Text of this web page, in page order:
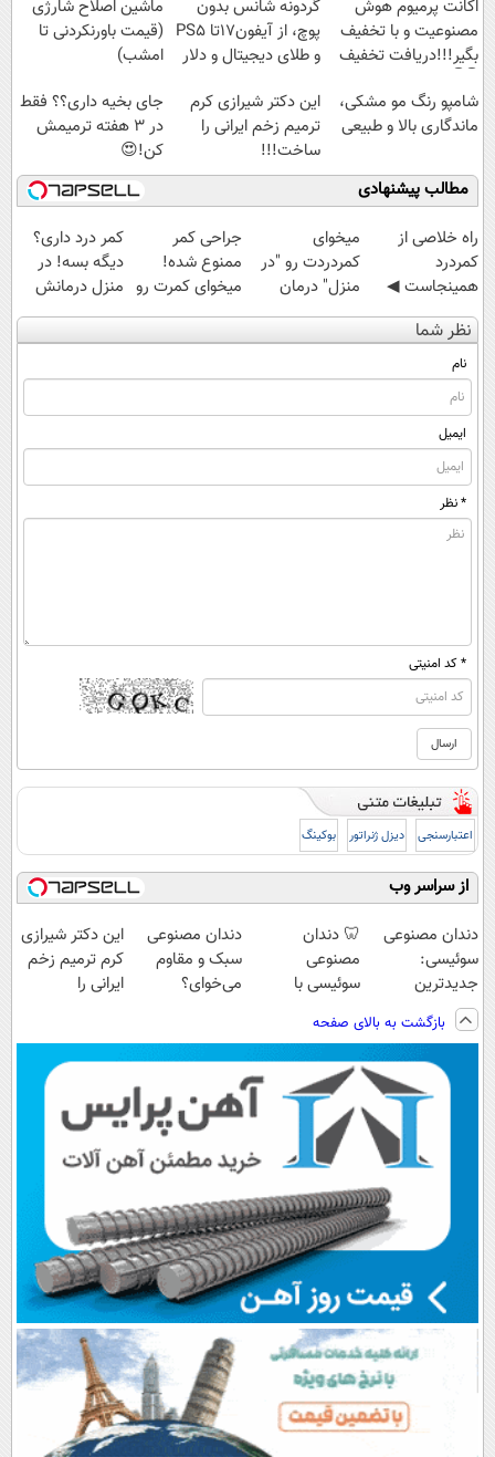
اکانت پرمیوم هوش
مصنوعیت و با تخفیف
بگیر!!!دریافت تخفیف
گردونه شانس بدون
پوچ، از آیفون17تا PS5
و طلای دیجیتال و دلار
ماشین اصلاح شارژی
(قیمت باورنکردنی تا
امشب)
شامپو رنگ مو مشکی،
ماندگاری بالا و طبیعی
این دکتر شیرازی کرم
ترمیم زخم ایرانی را
ساخت!!!
جای بخیه داری؟؟ فقط
در 3 هفته ترمیمش
کن!😍
مطالب پیشنهادی
‌راه خلاصی از
کمردرد
همینجاست ◀
فقط کافیه فرم
رو پر کنی!
میخوای
کمردردت رو "در
منزل" درمان
کنی؟ (◂فیلم +
◂پرسش‌نامه)
جراحی کمر
ممنوع شده!
میخوای کمرت رو
در منزل درمان
کنی؟
کمر درد داری؟
دیگه بسه! در
منزل درمانش
کن
(◀پرسش‌نامه)
نظر شما
نام
ایمیل
* نظر
* کد امنیتی
اعتبارسنجی دیزل ژنراتور بوکینگ
از سراسر وب
دندان مصنوعی
سوئیسی:
جدیدترین
فناوری اروپا،
سبک و مقاوم |
پرداخت قسطی
🦷 دندان
مصنوعی
سوئیسی با
دیجیتال |
پرداخت در 4
قسط |📍 تهران
دندان مصنوعی
سبک و مقاوم
می‌خوای؟
📍تهران
این دکتر شیرازی
کرم ترمیم زخم
ایرانی را
بازگشت به بالای صفحه